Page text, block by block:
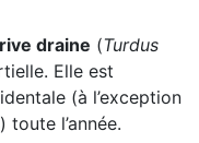
draine (Turdus
Elle est
(à l’exception
l’année.